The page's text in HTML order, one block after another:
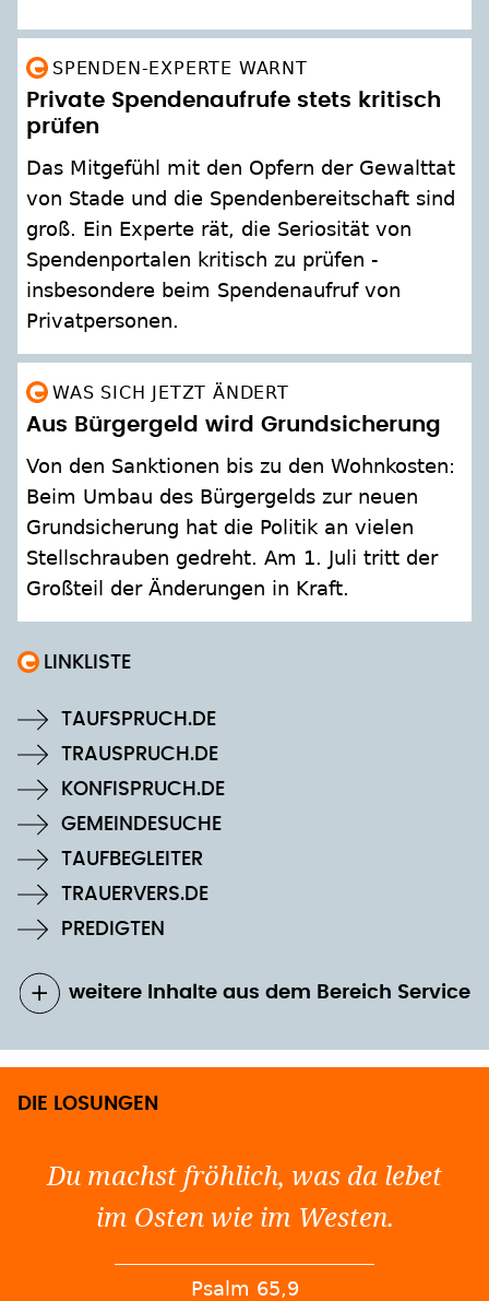
SPENDEN-EXPERTE WARNT
Private Spendenaufrufe stets kritisch
prüfen
Das Mitgefühl mit den Opfern der Gewalttat
von Stade und die Spendenbereitschaft sind
groß. Ein Experte rät, die Seriosität von
Spendenportalen kritisch zu prüfen -
insbesondere beim Spendenaufruf von
Privatpersonen.
WAS SICH JETZT ÄNDERT
Aus Bürgergeld wird Grundsicherung
Von den Sanktionen bis zu den Wohnkosten:
Beim Umbau des Bürgergelds zur neuen
Grundsicherung hat die Politik an vielen
Stellschrauben gedreht. Am 1. Juli tritt der
Großteil der Änderungen in Kraft.
TAUFSPRUCH.DE
TRAUSPRUCH.DE
KONFISPRUCH.DE
GEMEINDESUCHE
TAUFBEGLEITER
TRAUERVERS.DE
PREDIGTEN
weitere Inhalte aus dem Bereich Service
DIE LOSUNGEN
Du machst fröhlich, was da lebet
im Osten wie im Westen.
Psalm 65,9